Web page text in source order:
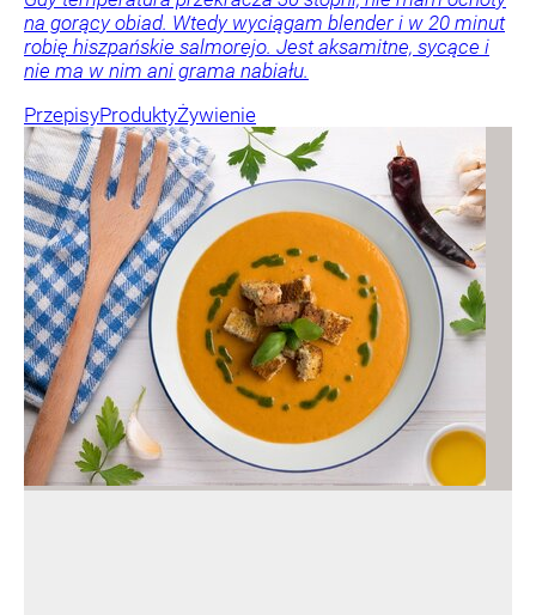
na gorący obiad. Wtedy wyciągam blender i w 20 minut
robię hiszpańskie salmorejo. Jest aksamitne, sycące i
nie ma w nim ani grama nabiału.
PrzepisyProduktyŻywienie